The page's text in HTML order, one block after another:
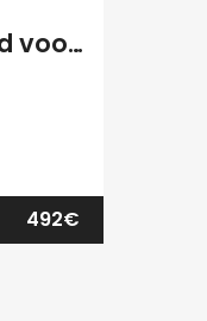
Nu Beschikbaar Uitsluitend voor Augustus 2026 in Leuven
492€